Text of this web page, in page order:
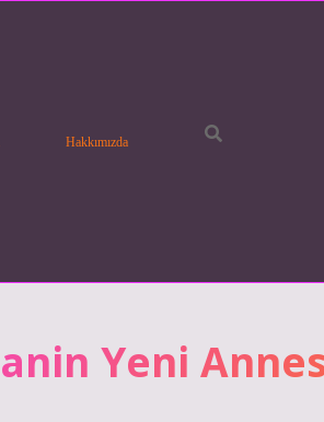
Hakkımızda
Yeni